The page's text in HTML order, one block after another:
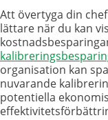
Att övertyga din
lättare när du kan
organisation kan
nuvarande
potentiella